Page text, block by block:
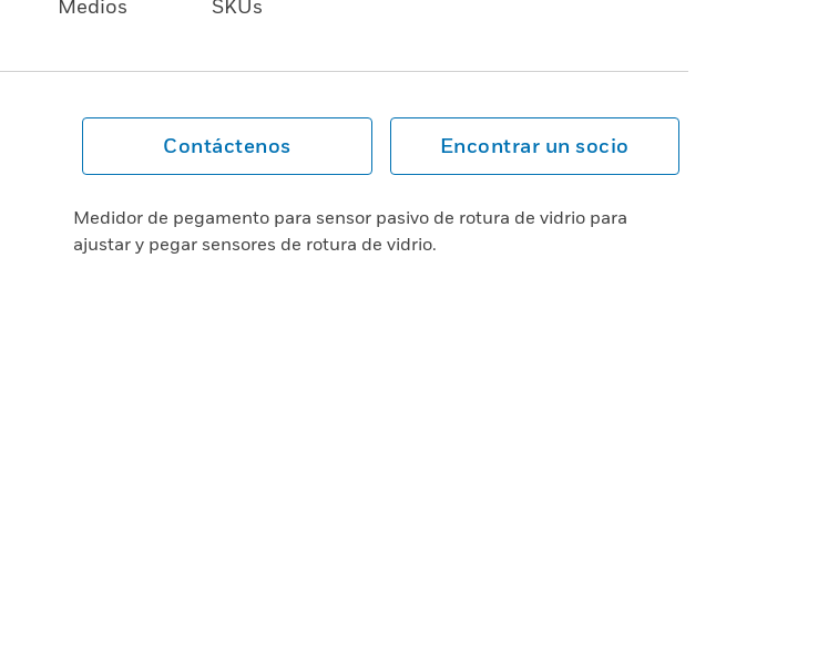
Medios SKUs
Contáctenos Encontrar un socio
Medidor de pegamento para sensor pasivo de rotura de vidrio para
ajustar y pegar sensores de rotura de vidrio.